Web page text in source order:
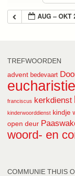
AUG – OKT
TREFWOORDEN
advent bedevaart
franciscus kerkdienst
kinderwoorddienst kindje
open deur
woord- en
COMMUNIE THUIS